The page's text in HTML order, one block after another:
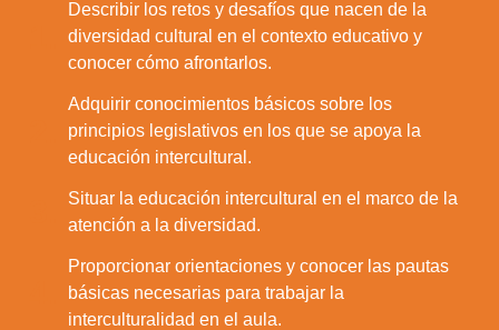
Describir los retos y desafíos que nacen de la
diversidad cultural en el contexto educativo y
conocer cómo afrontarlos.
Adquirir conocimientos básicos sobre los
principios legislativos en los que se apoya la
educación intercultural.
Situar la educación intercultural en el marco de la
atención a la diversidad.
Proporcionar orientaciones y conocer las pautas
básicas necesarias para trabajar la
interculturalidad en el aula.